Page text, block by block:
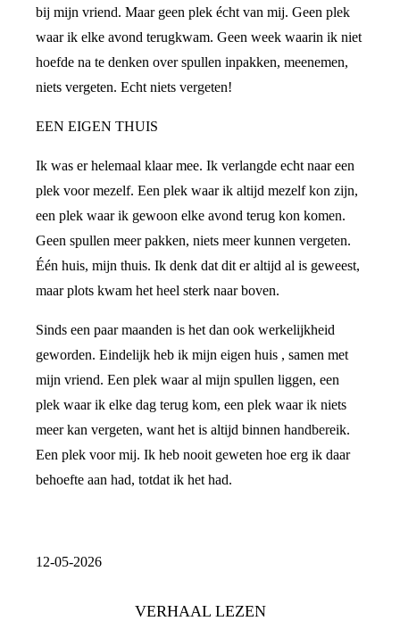
bij mijn vriend. Maar geen plek écht van mij. Geen plek
waar ik elke avond terugkwam. Geen week waarin ik niet
hoefde na te denken over spullen inpakken, meenemen,
niets vergeten. Echt niets vergeten!
EEN EIGEN THUIS
Ik was er helemaal klaar mee. Ik verlangde echt naar een
plek voor mezelf. Een plek waar ik altijd mezelf kon zijn,
een plek waar ik gewoon elke avond terug kon komen.
Geen spullen meer pakken, niets meer kunnen vergeten.
Één huis, mijn thuis. Ik denk dat dit er altijd al is geweest,
maar plots kwam het heel sterk naar boven.
Sinds een paar maanden is het dan ook werkelijkheid
geworden. Eindelijk heb ik mijn eigen huis , samen met
mijn vriend. Een plek waar al mijn spullen liggen, een
plek waar ik elke dag terug kom, een plek waar ik niets
meer kan vergeten, want het is altijd binnen handbereik.
Een plek voor mij. Ik heb nooit geweten hoe erg ik daar
behoefte aan had, totdat ik het had.
12-05-2026
VERHAAL LEZEN